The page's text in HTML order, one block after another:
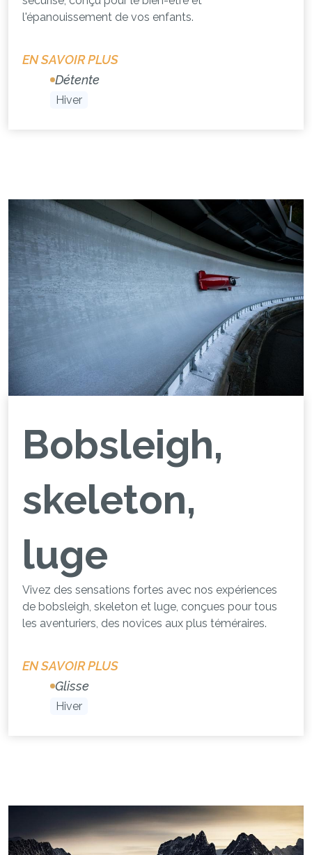
l'épanouissement de vos enfants.
EN SAVOIR PLUS
Détente
Hiver
Bobsleigh,
skeleton,
luge
Vivez des sensations fortes avec nos expériences
de bobsleigh, skeleton et luge, conçues pour tous
les aventuriers, des novices aux plus téméraires.
EN SAVOIR PLUS
Glisse
Hiver